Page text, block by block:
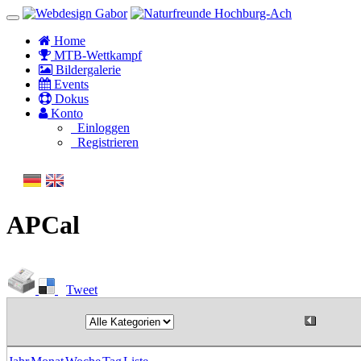
Home
MTB-Wettkampf
Bildergalerie
Events
Dokus
Konto
Einloggen
Registrieren
APCal
Tweet